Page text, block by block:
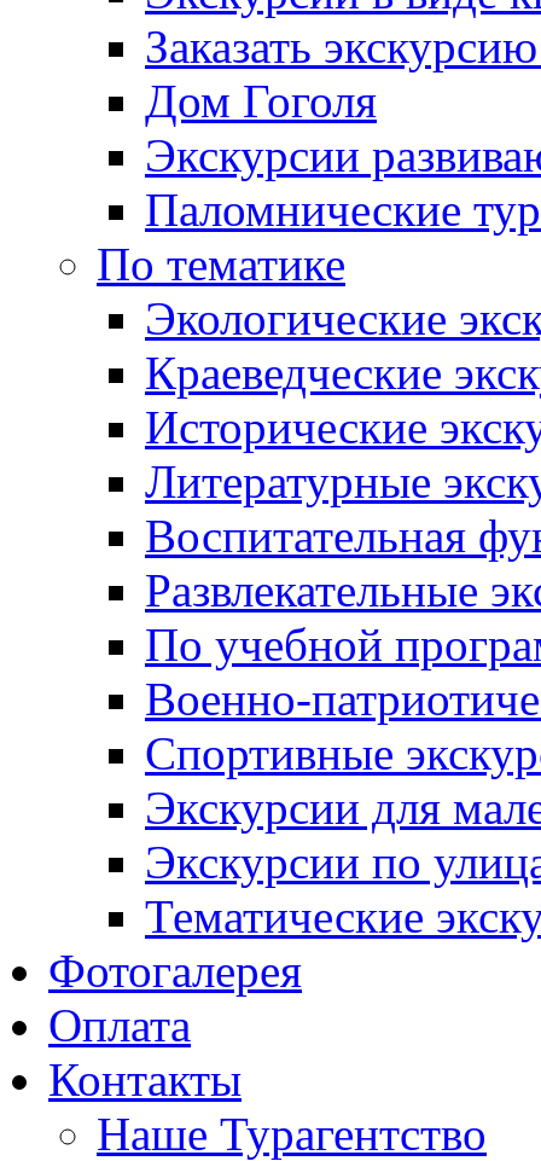
Заказать
Дом Гоголя
Экскурсии
Паломнические
По тематике
Экологические
Краеведческие
Исторические
Литературные
Воспитательная
Развлекательные
По учебной
Военно-
Спортивные
Экскурсии для
Экскурсии по
Тематические
Фотогалерея
Оплата
Контакты
Наше Турагентство